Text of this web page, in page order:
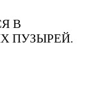
В
ПУЗЫРЕЙ.